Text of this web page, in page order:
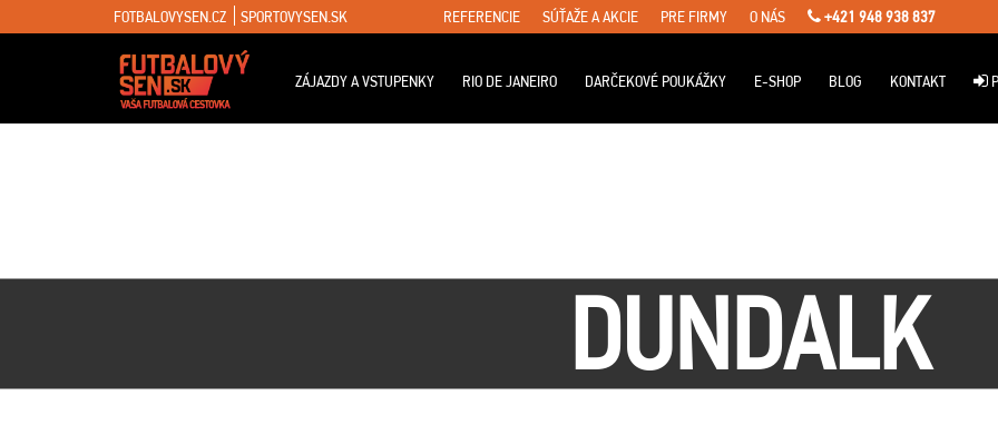
FOTBALOVYSEN.CZ SPORTOVYSEN.SK REFERENCIE SÚŤAŽE A AKCIE PRE FIRMY O NÁS +421 948 938 837
ZÁJAZDY A VSTUPENKY RIO DE JANEIRO DARČEKOVÉ POUKÁŽKY E-SHOP BLOG KONTAKT
DUNDALK